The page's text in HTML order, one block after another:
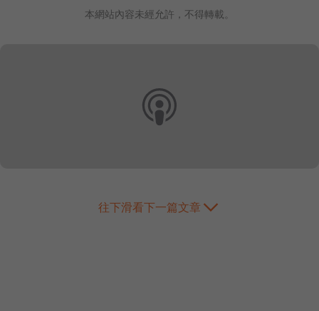
本網站內容未經允許，不得轉載。
往下滑看下一篇文章